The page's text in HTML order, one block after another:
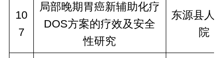
10
7
局部晚期胃癌新辅助化疗
DOS方案的疗效及安全
性研究
东源县人
院